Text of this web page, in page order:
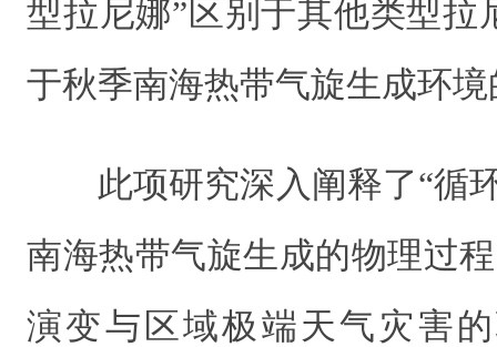
型拉尼娜”区别于其他类型拉
于秋季南海热带气旋生成环
此项研究深入阐释了“循
南海热带气旋生成的物理过
演变与区域极端天气灾害